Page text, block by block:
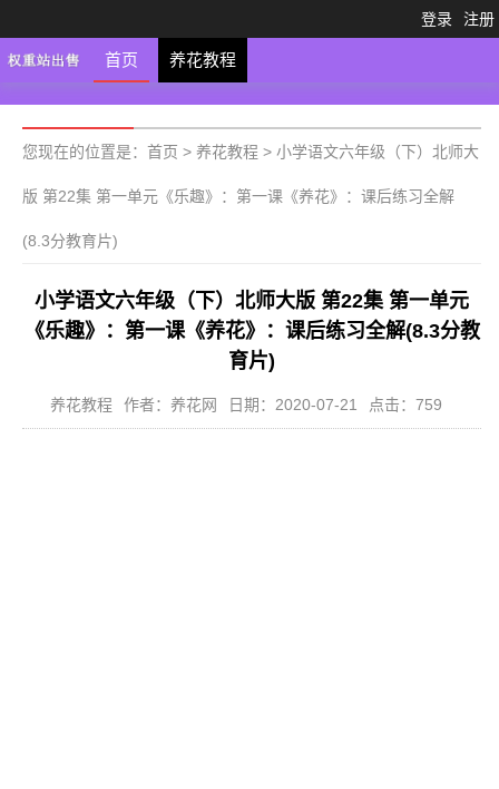
登录 注册
首页 养花教程
您现在的位置是： 首页 > 养花教程 > 小学语文六年级（下）北师大
版 第22集 第一单元《乐趣》：第一课《养花》：课后练习全解
(8.3分教育片)
小学语文六年级（下）北师大版 第22集 第一单元
《乐趣》：第一课《养花》：课后练习全解(8.3分教
育片)
养花教程 作者：养花网 日期：2020-07-21 点击：759